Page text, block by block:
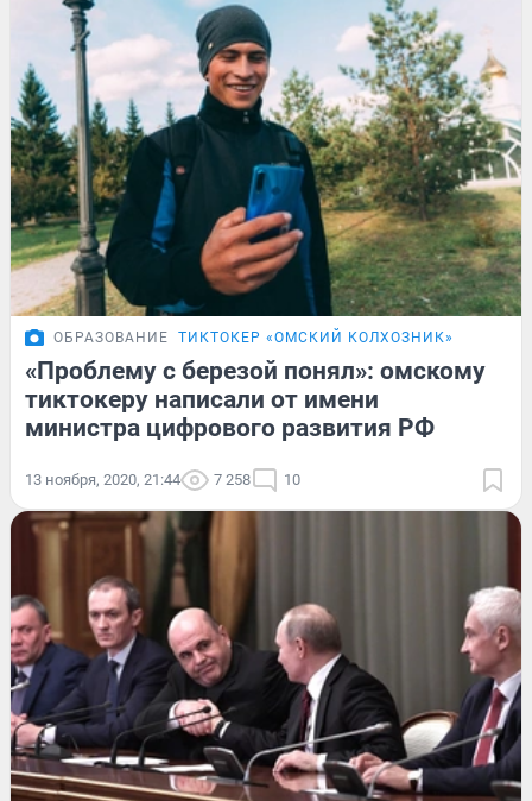
ОБРАЗОВАНИЕ ТИКТОКЕР «ОМСКИЙ КОЛХОЗНИК»
«Проблему с березой понял»: омскому
тиктокеру написали от имени
министра цифрового развития РФ
13 ноября, 2020, 21:44 7 258 10